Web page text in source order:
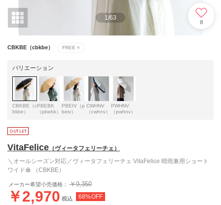
1 /63
8
CBKBE（cbkbe） FREE ×
バリエーション
CBKBE（c
bkbe）
PBEBK
（pbebk）
PBEIV（p
beiv）
CWHNV
（cwhnv）
PWHNV
（pwhnv）
VitaFelice （ヴィータフェリーチェ）
＼オールシーズン対応／ヴィータフェリーチェ VitaFelice 晴雨兼用ショート
ワイド傘 （CBKBE）
メーカー希望小売価格： ￥9,350
￥2,970 税込 68%OFF